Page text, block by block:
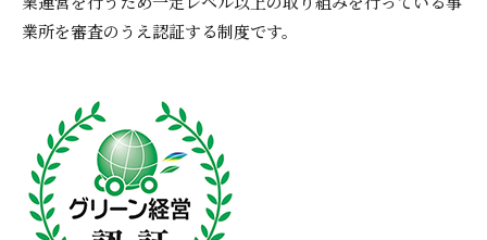
業所を審査のうえ認証する制度です。